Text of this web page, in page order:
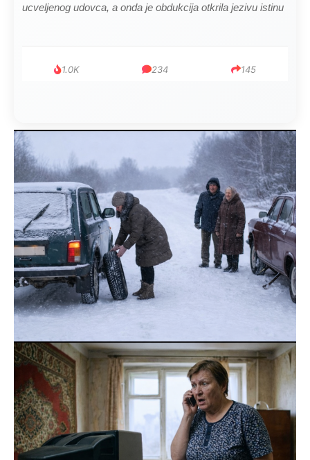
ucveljenog udovca, a onda je obdukcija otkrila jezivu istinu
1.0K 234 145